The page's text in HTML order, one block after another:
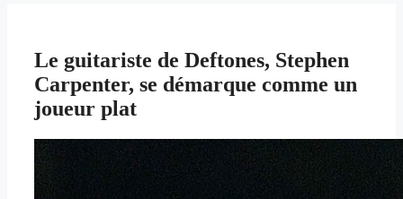
Le guitariste de Deftones, Stephen
Carpenter, se démarque comme un
joueur plat